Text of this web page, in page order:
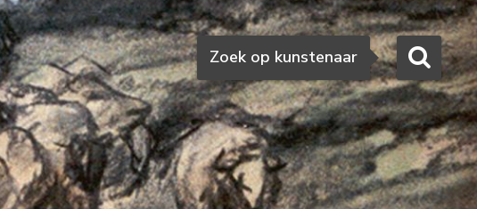
Zoeken
Zoek op kunstenaar